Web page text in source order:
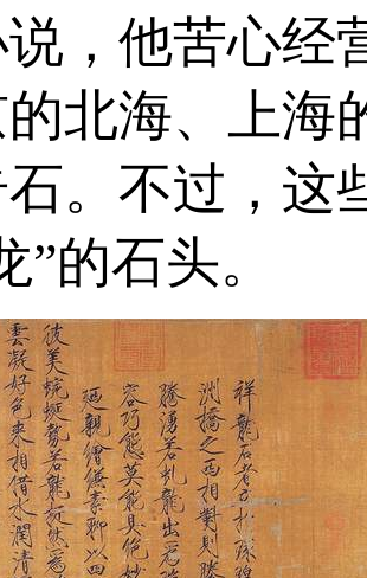
，他苦心经
北海、上海
。不过，这
”的石头。